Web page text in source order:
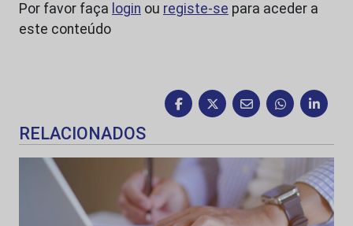
Por favor faça login ou registe-se para aceder a
este conteúdo
RELACIONADOS